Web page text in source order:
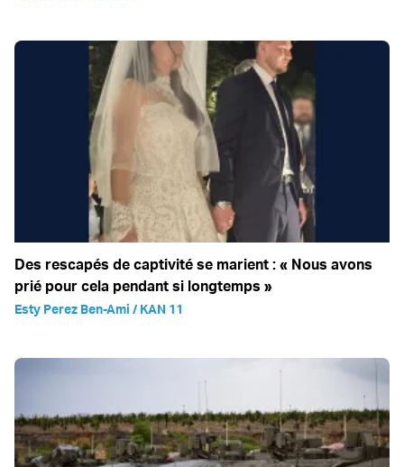
Des rescapés de captivité se marient : « Nous avons
prié pour cela pendant si longtemps »
Esty Perez Ben-Ami / KAN 11